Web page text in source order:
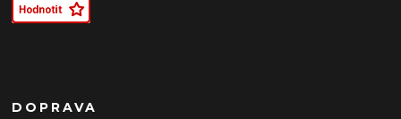
DOPRAVA